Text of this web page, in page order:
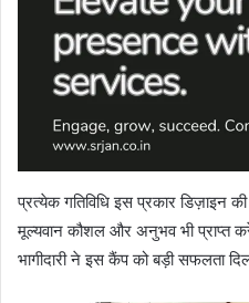
प्रत्येक गतिविधि इस प्रकार डिज़ाइन
मूल्यवान कौशल और अनुभव भी प्राप्त
भागीदारी ने इस कैंप को बड़ी सफलता